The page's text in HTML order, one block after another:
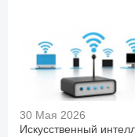
30 Мая 2026
Искусственный